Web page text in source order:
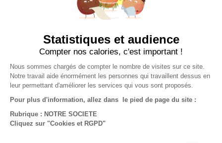
Ticket Personnalisation...
47,38 €
NOTRE SOCIÉTÉ
Statistiques et audience
Compter nos calories, c'est important !
Nous sommes chargés de compter le nombre de visites sur ce site.
Notre travail aide énormément les personnes qui travaillent dessus en
leur permettant d'améliorer les services qui vous sont proposés.
Pour plus d'information, allez dans le pied de page du site :
Rubrique : NOTRE SOCIETE
Cliquez sur "Cookies et RGPD"